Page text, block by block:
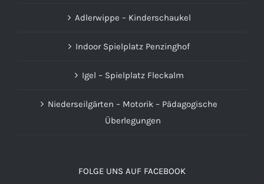
Adlerwippe – Kinderschaukel
Indoor Spielplatz Penzinghof
Igel – Spielplatz Fleckalm
Niederseilgärten – Motorik – Pädagogische
Überlegungen
FOLGE UNS AUF FACEBOOK